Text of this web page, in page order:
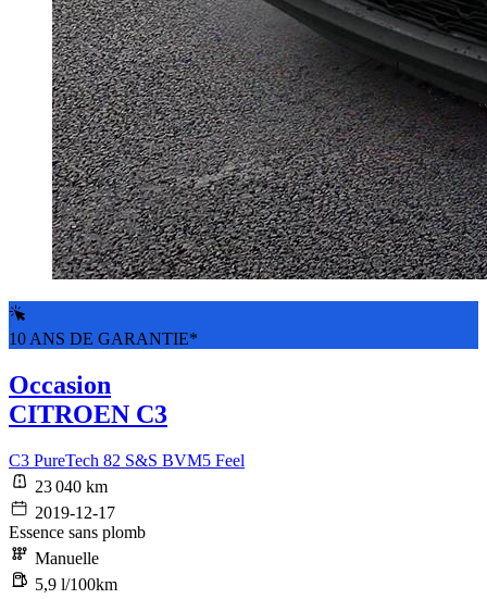
10 ANS DE GARANTIE*
Occasion
CITROEN C3
C3 PureTech 82 S&S BVM5 Feel
23 040 km
2019-12-17
Essence sans plomb
Manuelle
5,9 l/100km